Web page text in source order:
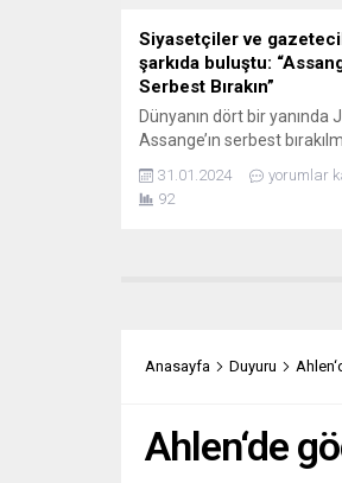
Siyasetçiler ve
şarkıda buluştu:
Serbest Bırakın”
Dünyanın dört bir yanında
Assange’ın serbest
Almanya’da Berlinli rock
de Gyrich siyaset medya,
31.01.2024
yorumlar
92
Anasayfa Duyuru
Ahlen‘de